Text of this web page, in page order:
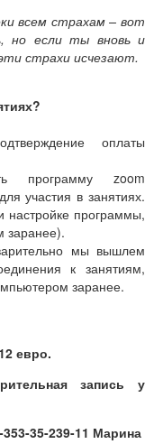
всем страхам – вот
но если ты вновь и
страхи исчезают.
оплаты
программу zoom
для участия в занятиях.
настройке программы,
заранее).
мы вышлем
к занятиям,
заранее.
12 евро.
запись у
353-35-239-11 Марина